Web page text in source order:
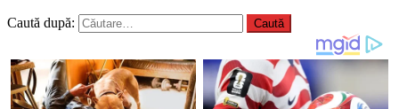
Caută după: